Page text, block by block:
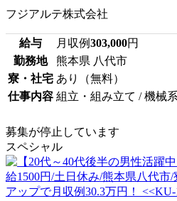
フジアルテ株式会社
給与 月収例303,000円
勤務地
熊本県 八代市
寮・社宅 あり（無料）
仕事内容 組立・組み立て / 機械
募集が停止しています
スペシャル